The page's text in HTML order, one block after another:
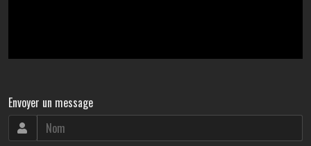
Envoyer un message